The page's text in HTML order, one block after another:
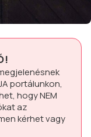
portálunkon,
hogyNEM
az
kérhet vagy